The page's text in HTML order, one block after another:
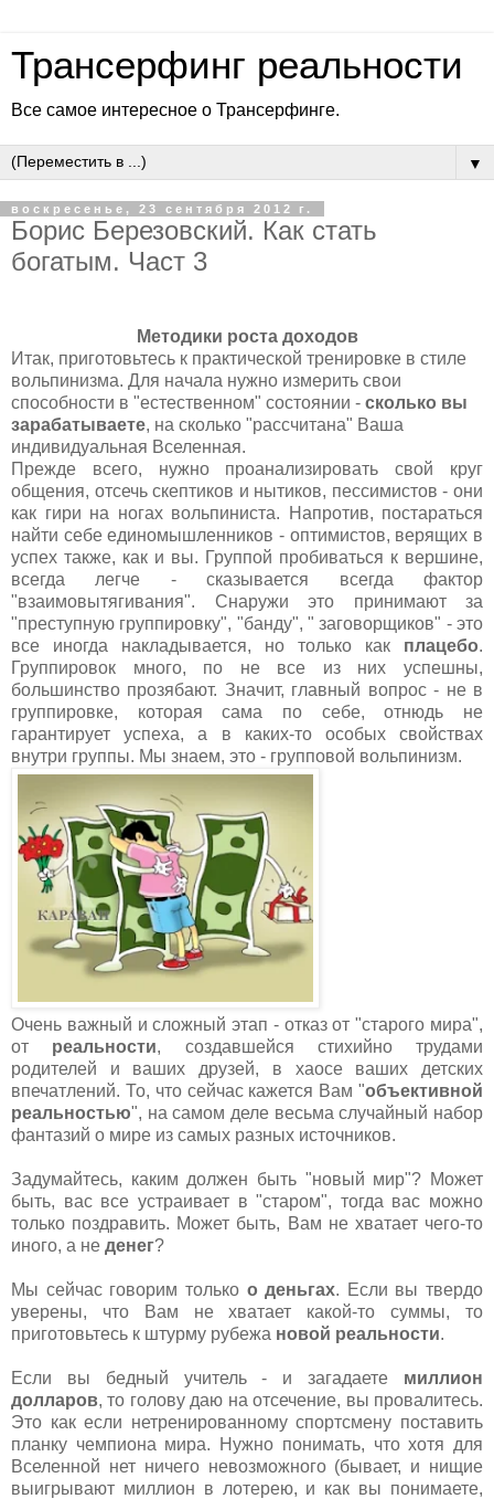
Трансерфинг реальности
Все самое интересное о Трансерфинге.
▼
воскресенье, 23 сентября 2012 г.
Борис Березовский. Как стать
богатым. Част 3
Методики роста доходов
Итак, приготовьтесь к практической тренировке в стиле
вольпинизма. Для начала нужно измерить свои
способности в "естественном" состоянии - сколько вы
зарабатываете, на сколько "рассчитана" Ваша
индивидуальная Вселенная.
Прежде всего, нужно проанализировать свой круг
общения, отсечь скептиков и нытиков, пессимистов - они
как гири на ногах вольпиниста. Напротив, постараться
найти себе единомышленников - оптимистов, верящих в
успех также, как и вы. Группой пробиваться к вершине,
всегда легче - сказывается всегда фактор
"взаимовытягивания". Снаружи это принимают за
"преступную группировку", "банду", " заговорщиков" - это
все иногда накладывается, но только как плацебо.
Группировок много, по не все из них успешны,
большинство прозябают. Значит, главный вопрос - не в
группировке, которая сама по себе, отнюдь не
гарантирует успеха, а в каких-то особых свойствах
внутри группы. Мы знаем, это - групповой вольпинизм.
Очень важный и сложный этап - отказ от "старого мира",
от реальности, создавшейся стихийно трудами
родителей и ваших друзей, в хаосе ваших детских
впечатлений. То, что сейчас кажется Вам "объективной
реальностью", на самом деле весьма случайный набор
фантазий о мире из самых разных источников.
Задумайтесь, каким должен быть "новый мир"? Может
быть, вас все устраивает в "старом", тогда вас можно
только поздравить. Может быть, Вам не хватает чего-то
иного, а не денег?
Мы сейчас говорим только о деньгах. Если вы твердо
уверены, что Вам не хватает какой-то суммы, то
приготовьтесь к штурму рубежа новой реальности.
Если вы бедный учитель - и загадаете миллион
долларов, то голову даю на отсечение, вы провалитесь.
Это как если нетренированному спортсмену поставить
планку чемпиона мира. Нужно понимать, что хотя для
Вселенной нет ничего невозможного (бывает, и нищие
выигрывают миллион в лотерею, и как вы понимаете,